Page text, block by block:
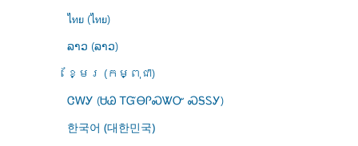
ไทย (ไทย)
ລາວ (ລາວ)
ខ្មែរ (កម្ពុជា)
ᏣᎳᎩ (ᏌᏊ ᎢᏳᎾᎵᏍᏔᏅ ᏍᎦᏚᎩ)
한국어 (대한민국)